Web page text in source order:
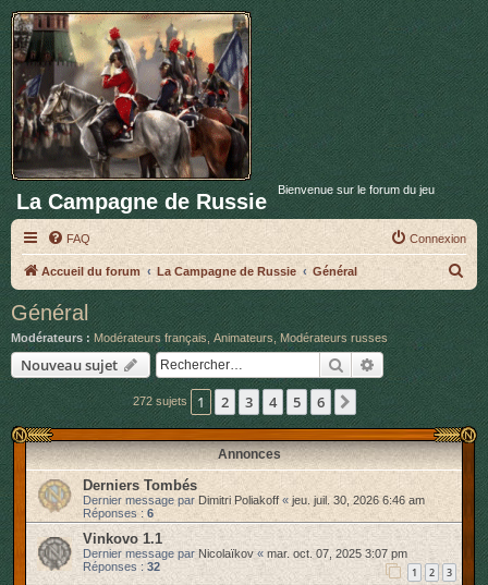
La Campagne de Russie Bienvenue sur le forum du jeu
FAQ Connexion
Accueil du forum La Campagne de Russie Général
e
c
c
Général
Modérateurs : Modérateurs français, Animateurs ,Modérateurs russes
Nouveau sujet RechercherRecherche
272 sujets 1 2 3 4 5 6 Suivant
Annonces
Derniers Tombés
Dernier message par Dimitri Poliakoff«jeu. juil. 30, 2026 6:46 am
Réponses : 6
Vinkovo 1.1
Dernier message parNicolaïkov« mar. oct. 07, 2025 3:07 pm
Réponses : 32 1 2 3